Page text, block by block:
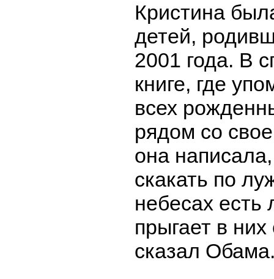
Кристина
детей,
2001 года. В
книге, где
всех
рядом со
она
скакать по
небесах есть
прыгает в них
сказал